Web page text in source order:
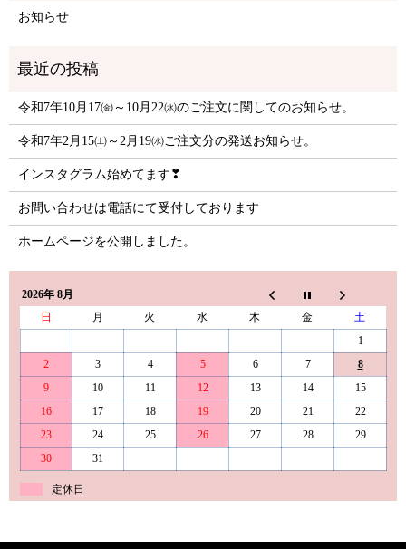
お知らせ
令和7年10月17㈮～10月22㈬のご注文に関してのお知らせ。
令和7年2月15㈯～2月19㈬ご注文分の発送お知らせ。
インスタグラム始めてます❣
お問い合わせは電話にて受付しております
ホームページを公開しました。
2026年 8月
日
月 火 水 木 金
土
1
2
3 4 5 6 7
8
9
10 11 12 13 14
15
16
17 18 19 20 21
22
23
24 25 26 27 28
29
30
31
定休日